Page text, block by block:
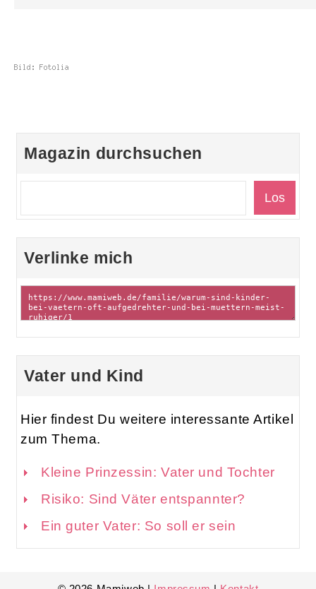
Magazin durchsuchen
Verlinke mich
Vater und Kind
Hier findest Du weitere interessante Artikel
zum Thema.
Kleine Prinzessin: Vater und Tochter
Risiko: Sind Väter entspannter?
Ein guter Vater: So soll er sein